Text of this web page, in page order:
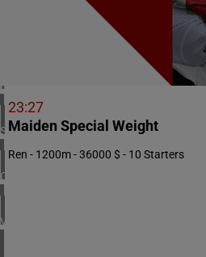
VERENIGD KONINKRIJK
IERLAND
1 meeting(s)
SPANJE
1 meeting(s)
CHILI
1 meeting(s)
VERENIGDE STATEN
4 meeting(s)
23:27
Maiden Special Weight
Ren - 1200m - 36000 $ - 10 Starters